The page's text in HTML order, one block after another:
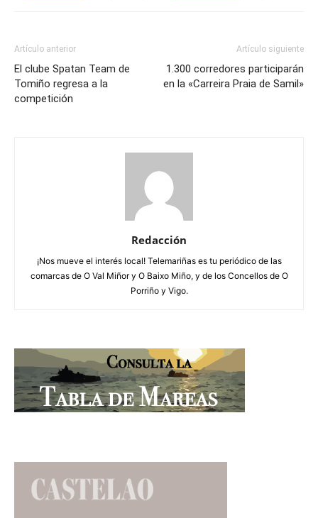
Artículo anterior
El clube Spatan Team de
Tomiño regresa a la
competición
Artículo siguiente
1.300 corredores participarán
en la «Carreira Praia de Samil»
Redacción
¡Nos mueve el interés local! Telemariñas es tu periódico de las
comarcas de O Val Miñor y O Baixo Miño, y de los Concellos de O
Porriño y Vigo.